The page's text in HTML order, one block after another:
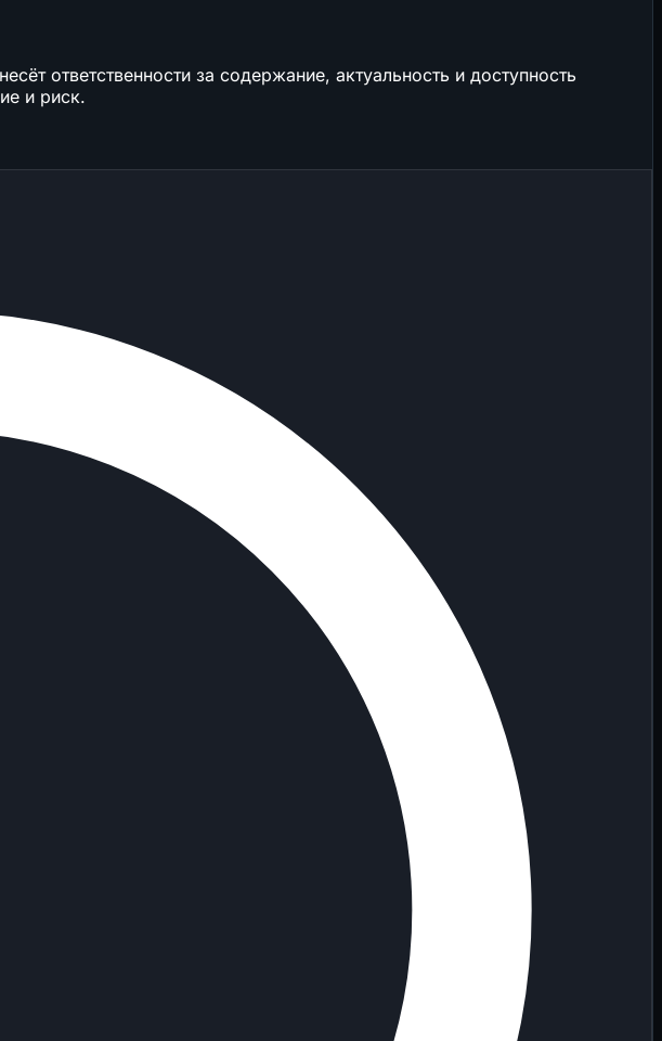
ответственности за содержание, актуальность и доступность
и риск.